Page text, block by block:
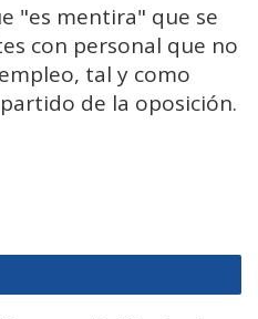
"es mentira" que se
con personal que no
tal y como
de la oposición.